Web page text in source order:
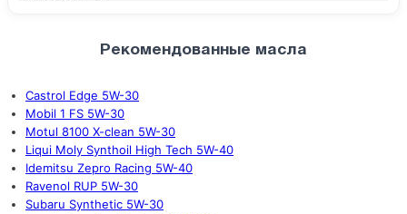
Рекомендованные масла
Castrol Edge 5W-30
Mobil 1 FS 5W-30
Motul 8100 X-clean 5W-30
Liqui Moly Synthoil High Tech 5W-40
Idemitsu Zepro Racing 5W-40
Ravenol RUP 5W-30
Subaru Synthetic 5W-30